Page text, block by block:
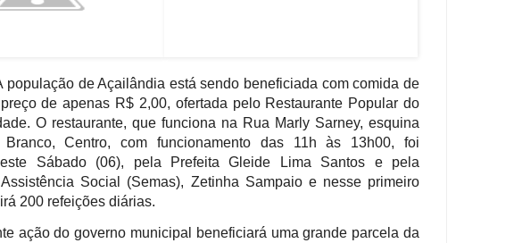
população de Açailândia está sendo beneficiada com comida de
de apenas R$ 2,00, ofertada pelo Restaurante Popular do
O restaurante, que funciona na Rua Marly Sarney, esquina
Centro, com funcionamento das 11h às 13h00, foi
Sábado (06), pela Prefeita Gleide Lima Santos e pela
Social (Semas), Zetinha Sampaio e nesse primeiro
200 refeições diárias.
ação do governo municipal beneficiará uma grande parcela da